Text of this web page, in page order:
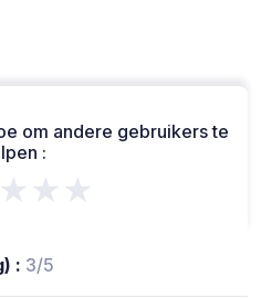
om andere gebruikers te
:
: 3/5